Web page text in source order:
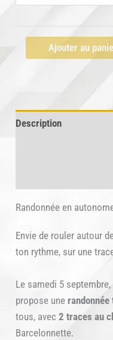
autonome
au
Ajouter au
Description
Randonnée en
Envie de rouler autour
ton rythme, sur une
Le samedi 5
propose une
tous, avec2 traces au
Barcelonnette.